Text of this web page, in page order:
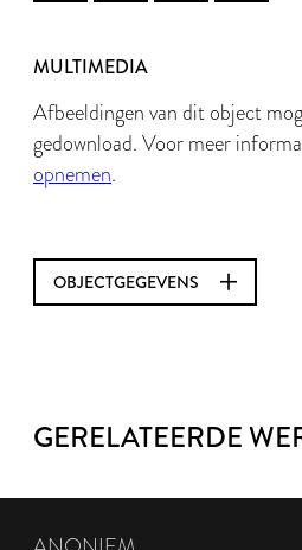
MULTIMEDIA
Afbeeldingen van dit object
gedownload. Voor meer
opnemen.
OBJECTGEGEVENS
GERELATEERDE